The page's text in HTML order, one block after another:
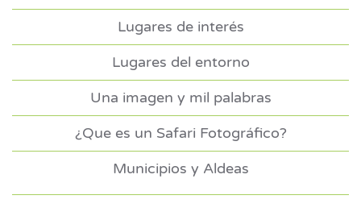
Lugares de interés
Lugares del entorno
Una imagen y mil palabras
¿Que es un Safari Fotográfico?
Municipios y Aldeas